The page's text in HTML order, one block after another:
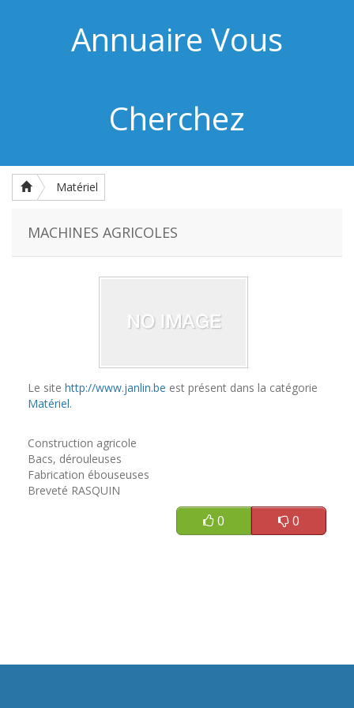
Annuaire Vous
Cherchez
Matériel
MACHINES AGRICOLES
Le site http://www.janlin.be est présent dans la catégorie
Matériel.
Construction agricole
Bacs, dérouleuses
Fabrication ébouseuses
Breveté RASQUIN
0 0